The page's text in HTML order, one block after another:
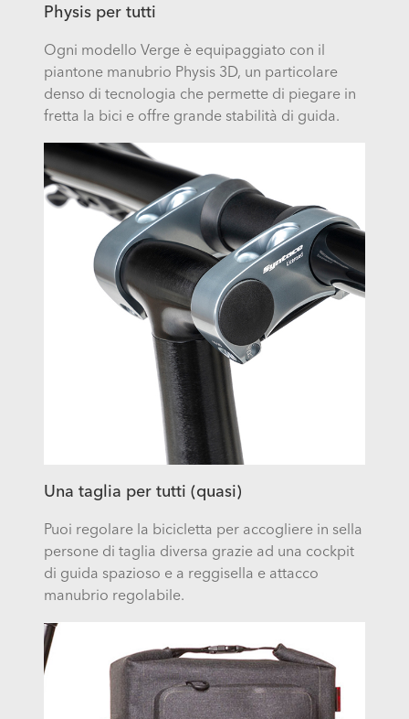
Physis per tutti
Ogni modello Verge è equipaggiato con il
piantone manubrio Physis 3D, un particolare
denso di tecnologia che permette di piegare in
fretta la bici e offre grande stabilità di guida.
Una taglia per tutti (quasi)
Puoi regolare la bicicletta per accogliere in sella
persone di taglia diversa grazie ad una cockpit
di guida spazioso e a reggisella e attacco
manubrio regolabile.